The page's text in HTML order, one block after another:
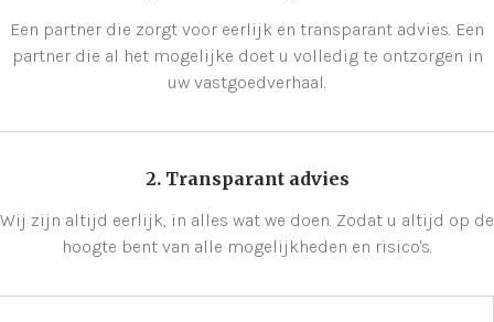
Een partner die zorgt voor eerlijk en transparant advies. Een
partner die al het mogelijke doet u volledig te ontzorgen in
uw vastgoedverhaal.
2. Transparant advies
Wij zijn altijd eerlijk, in alles wat we doen. Zodat u altijd op de
hoogte bent van alle mogelijkheden en risico's.